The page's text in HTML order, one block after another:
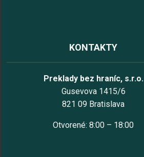
KONTAKTY
Preklady bez hraníc, s.r.o.
Gusevova 1415/6
821 09 Bratislava
Otvorené: 8:00 – 18:00